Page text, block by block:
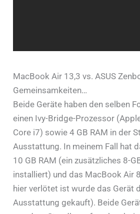
MacBook Air 13,3 vs. ASUS
Gemeinsamkeiten…
Beide Geräte haben den selben
einen Ivy-Bridge-Prozessor
Core i7) sowie 4 GB RAM in der
Ausstattung. In meinem Fall hat
10 GB RAM (ein zusätzliches 8-
installiert) und das MacBook Air
hier verlötet ist wurde das Gerät
Ausstattung gekauft). Beide